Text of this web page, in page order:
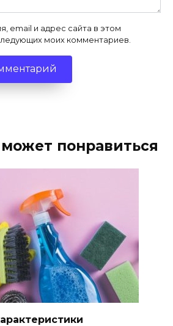
email и адрес сайта в этом
моих комментариев.
понравиться